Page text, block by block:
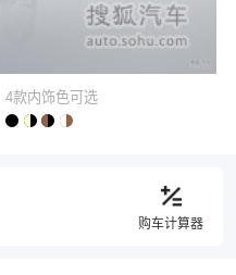
4款内饰色可选
购车计算器